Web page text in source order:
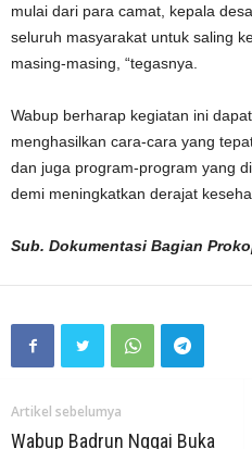
mulai dari para camat, kepala
seluruh masyarakat untuk saling
masing-masing, “tegasnya.
Wabup berharap kegiatan ini
menghasilkan cara-cara yang
dan juga program-program yang
demi meningkatkan derajat
Sub. Dokumentasi Bagian
Artikel sebelumya
Wabup Badrun Nggai Buka